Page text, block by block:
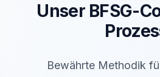
Unser BFSG-
Bewährte Methodik